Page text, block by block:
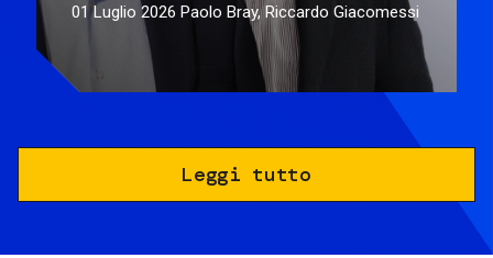
01 Luglio 2026 Paolo Bray, Riccardo Giacomessi
Leggi tutto